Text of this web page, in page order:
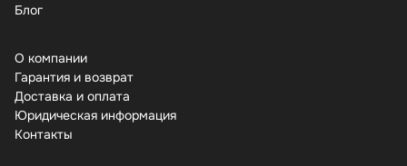
Бло
О компании
Гарантия и возврат
Доставка и оплата
Юридическая информация
Контакты